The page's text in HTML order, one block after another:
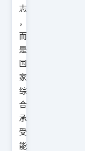
志
，
而
是
国
家
综
合
承
受
能